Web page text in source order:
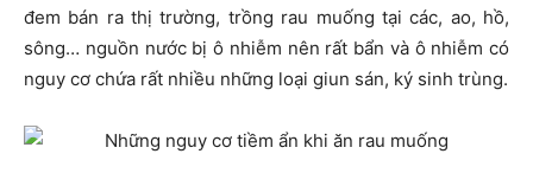
đem bán ra thị trường, trồng rau muống tại các, ao, hồ,
sông… nguồn nước bị ô nhiễm nên rất bẩn và ô nhiễm có
nguy cơ chứa rất nhiều những loại giun sán, ký sinh trùng.